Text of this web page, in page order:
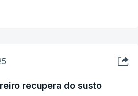
recupera do susto